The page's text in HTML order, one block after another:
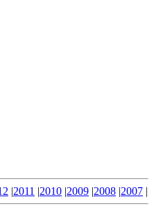
|2011 |2010 |2009 |2008 |2007 |